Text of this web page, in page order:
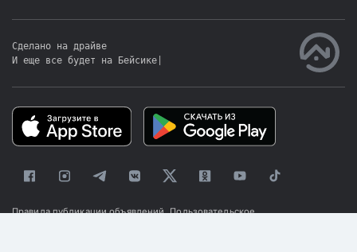
Сделано на драйве
И еще все будет на Бейсике
Правила публикации объявлений Пользовательское